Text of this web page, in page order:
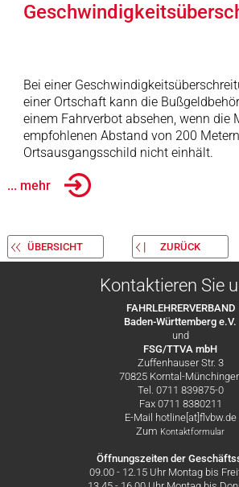
Bei einer
einer Ortschaft kann die
einem Fahrverbot absehen, wenn die
empfohlenen Abstand von 200
Ortsausgangsschild nicht einhält.
... mehr
ÜBERSICHT ZURÜCK
Kontaktieren Sie
FAHRLEHRERVERBAND
Baden-Württemberg e.V.
und
FSG/TTVA mbH
Zuffenhauser Str. 3
70825 Korntal-
Tel. 0711 839875-0
Fax 0711 8380211
E-Mail hotline[at]flvbw.de
Zum Kontaktformular
Öffnungszeiten der
09.00 - 12.15 Uhr Montag bis